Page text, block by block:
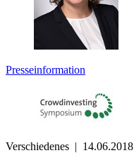
Presseinformation
Verschiedenes | 14.06.2018